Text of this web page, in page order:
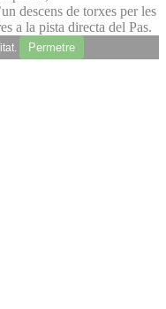
descens de torxes per les
a la pista directa del Pas.
Permetre